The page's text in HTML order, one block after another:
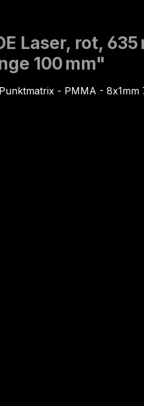
Laser, rot, 635
100 mm"
- PMMA -